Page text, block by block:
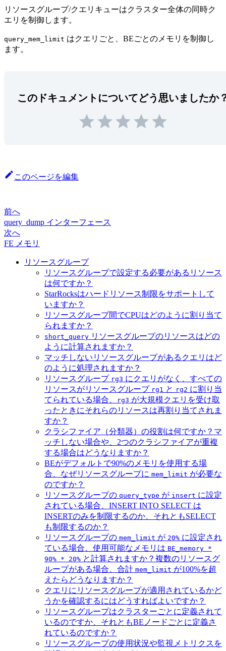
リソースグループ/クエリキューはクラスター全体の同時ク
エリを制御します。
query_mem_limit はクエリごと、BEごとのメモリを制御し
ます。
このドキュメントについてどう思いましたか
このページを編集
前へ
query_dump インターフェース
次へ
FE メモリ
リソースグループ
リソースグループで設定する必要があるリソース
は何ですか？
StarRocksはハードリソース制限をサポートして
いますか？
リソースグループ間でCPUはどのように割り当て
られますか？
short_query リソースグループのリソースはどの
ように計算されますか？
マッチしないリソースグループがあるクエリはど
のように処理されますか？
リソースグループ rg3 にクエリがなく、すべての
リソースがリソースグループ rg1 と rg2 に割り当
てられている場合、
rg3 が大規模クエリを受け取
ったときにそれらのリソースは再割り当てされま
すか？
クラシファイア（分類器）の役割は何ですか？マ
ッチしない場合や、2つのクラシファイアが重複
する場合はどうなりますか？
BEがデフォルトで90%のメモリを使用する場
合、なぜリソースグループに mem_limit が必要な
のですか？
リソースグループの query_type が insert に設定
されている場合、INSERT INTO SELECT は
INSERTのみを制限するのか、それともSELECT
も制限するのか？
リソースグループの mem_limit が 20% に設定され
ている場合、使用可能なメモリは BE_memory *
90% * 20% と計算されますか？複数のリソースグ
ループがある場合、合計 mem_limit が100%を超
えたらどうなりますか？
クエリにリソースグループが適用されているかど
うかを確認するにはどうすればよいですか？
リソースグループはクラスターごとに定義されて
いるのですか、それともBEノードごとに定義さ
れているのですか？
リソースグループの使用状況や監視メトリクスを